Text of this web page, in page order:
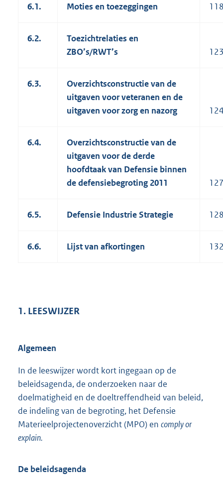
6.1. Moties en toezeggingen
6.2.
Toezichtrelaties en
ZBO’s/RWT’s
6.3.
Overzichtsconstructie van de
uitgaven voor veteranen en de
uitgaven voor zorg en nazorg
6.4.
Overzichtsconstructie van de
uitgaven voor de derde
hoofdtaak van Defensie binnen
de defensiebegroting 2011
6.5. Defensie Industrie Strategie
6.6. Lijst van afkortingen
1. LEESWIJZER
Algemeen
In de leeswijzer wordt kort ingegaan op de
beleidsagenda, de onderzoeken naar de
doelmatigheid en de doeltreffendheid van beleid,
de indeling van de begroting, het Defensie
Materieelprojectenoverzicht (MPO) en comply or
explain.
De beleidsagenda